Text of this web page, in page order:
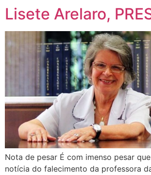
Lisete Arelaro,
Nota de pesar É com imenso pesar
notícia do falecimento da professora